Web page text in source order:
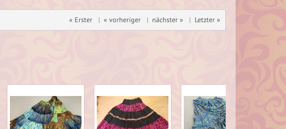
« Erster | « vorheriger | nächster » | Letzter »